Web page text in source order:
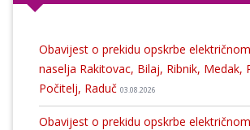
Obavijest o prekidu opskrbe
naselja Rakitovac, Bilaj, Ribnik, Medak,
Počitelj, Raduč 03.08.2026
Obavijest o prekidu opskrbe